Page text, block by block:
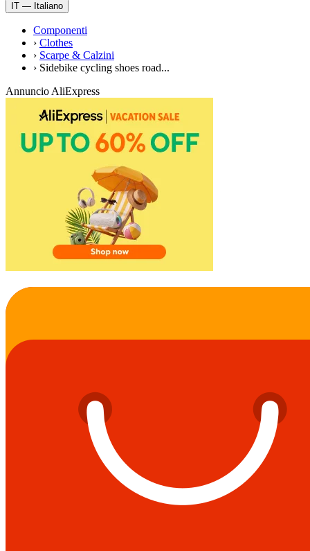
IT — Italiano
Componenti
› Clothes
› Scarpe & Calzini
› Sidebike cycling shoes road...
Annuncio AliExpress